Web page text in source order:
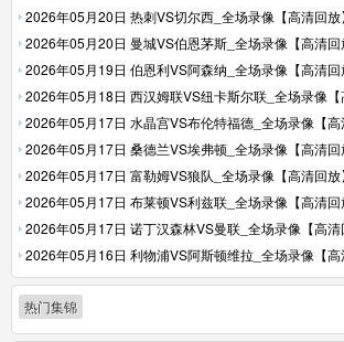
2026年05月20日 热刺VS切尔西_全场录像【高清回放
2026年05月20日 曼城VS伯恩茅斯_全场录像【高清回
2026年05月19日 伯恩利VS阿森纳_全场录像【高清回
2026年05月18日 西汉姆联VS纽卡斯尔联_全场录像【
2026年05月17日 水晶宫VS布伦特福德_全场录像【高
2026年05月17日 桑德兰VS埃弗顿_全场录像【高清回
2026年05月17日 富勒姆VS狼队_全场录像【高清回放
2026年05月17日 布莱顿VS利兹联_全场录像【高清回
2026年05月17日 诺丁汉森林VS曼联_全场录像【高清
2026年05月16日 利物浦VS阿斯顿维拉_全场录像【高
热门集锦